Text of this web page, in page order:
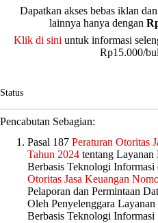
Dapatkan akses bebas iklan
lainnya hanya dengan
Klik di sini untuk informasi
Rp15.000/
Status
Pencabutan Sebagian:
Pasal 187 Peraturan Otoritas
Tahun 2024 tentang Layanan
Berbasis Teknologi Informasi
Otoritas Jasa Keuangan
Pelaporan dan Permintaan
Oleh Penyelenggara Layanan
Berbasis Teknologi Informasi